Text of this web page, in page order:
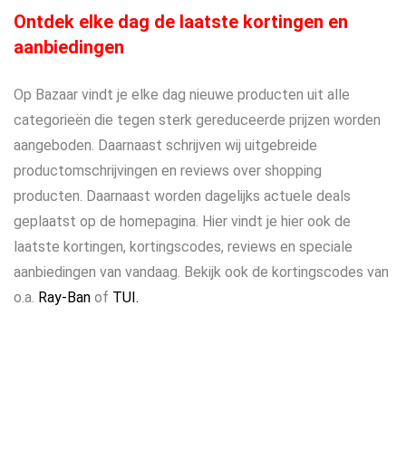
Ontdek elke dag de laatste kortingen en
aanbiedingen
Op Bazaar vindt je elke dag nieuwe producten uit alle
categorieën die tegen sterk gereduceerde prijzen worden
aangeboden. Daarnaast schrijven wij uitgebreide
productomschrijvingen en reviews over shopping
producten. Daarnaast worden dagelijks actuele deals
geplaatst op de homepagina. Hier vindt je hier ook de
laatste kortingen, kortingscodes, reviews en speciale
aanbiedingen van vandaag. Bekijk ook de kortingscodes van
o.a. Ray-Ban of TUI.